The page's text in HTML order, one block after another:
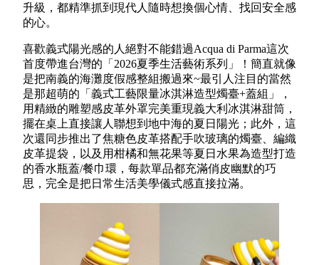
升級，都精準抓到現代人隨時想換個心情、找回安全感
的心。
喜歡義式陽光感的人絕對不能錯過Acqua di Parma這次
首度帶進台灣的「2026夏季生活藝術系列」！簡直就像
是把南義的海灘度假感整組搬過來~最引人注目的當然
是那超萌的「義式工藝限量冰淇淋造型燭臺+蓋組」，
用精緻的雕塑感皮革外罩完美重現義大利冰淇淋甜筒，
擺在桌上直接讓人聯想到地中海的夏日陽光；此外，這
次還同步推出了焦糖色皮革搭配手吹玻璃的燭臺、編織
皮革提袋，以及用柑橘和無花果等夏日水果為造型打造
的香水瓶蓋/餐巾環，每款單品都充滿俏皮幽默的巧
思，完全是把日常生活美學儀式感直接拉滿。